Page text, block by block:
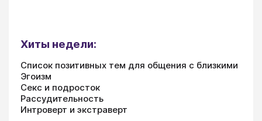
Хиты недели:
Список позитивных тем для общения с близкими
Эгоизм
Секс и подросток
Рассудительность
Интроверт и экстраверт